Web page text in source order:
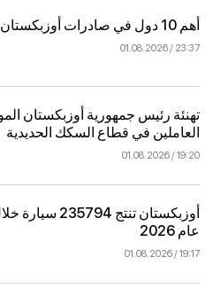
أهم 10 دول في صادرات أوزبكستان
23:37 / 01.08.2026
تهنئة رئيس جمهورية أوزبكستان
العاملين في قطاع السكك الحديدية
19:20 / 01.08.2026
أوزبكستان تنتج
عام 2026
19:17 / 01.08.2026